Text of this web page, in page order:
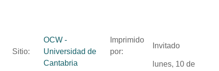
Sitio:
OCW -
Universidad de
Cantabria
Imprimido
por:
Invitado
lunes, 10 de